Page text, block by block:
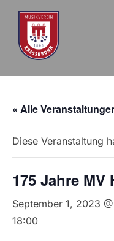
Zum
springen
« Alle
Diese Veranstaltung
175 Jahre
September 1, 2023
18:00